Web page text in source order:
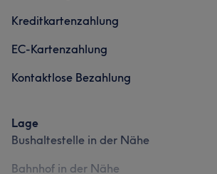
Was unsere Kunden über Michèle sagen
Kompetent 14 Sympathisch
Kreditkartenzahlung
EC-Kartenzahlung
Kontaktlose Bezahlung
Lage
Bushaltestelle in der Nähe
Bahnhof in der Nähe